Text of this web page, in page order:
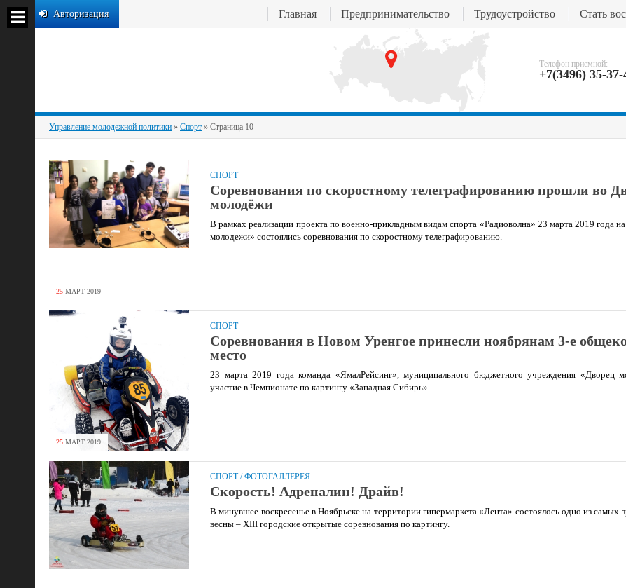
Телефон приемной:
+7(3496) 35-37-
Авторизация Главная Предпринимательство Трудоустройство Стать
Управление молодежной политики » Спорт » Страница 10
25 МАРТ 2019
СПОРТ
Соревнования по скоростному телеграфированию прошли во
молодёжи
В рамках реализации проекта по военно-прикладным видам спорта «Радиоволна» 23 марта 2019 года
молодежи» состоялись соревнования по скоростному телеграфированию.
25 МАРТ 2019
СПОРТ
Соревнования в Новом Уренгое принесли ноябрянам 3-е
место
23 марта 2019 года команда «ЯмалРейсинг», муниципального бюджетного учреждения «Дворец
участие в Чемпионате по картингу «Западная Сибирь».
СПОРТ/ФОТОГАЛЛЕРЕЯ
Скорость! Адреналин! Драйв!
В минувшее воскресенье в Ноябрьске на территории гипермаркета «Лента» состоялось одно из
весны – XIII городские открытые соревнования по картингу.